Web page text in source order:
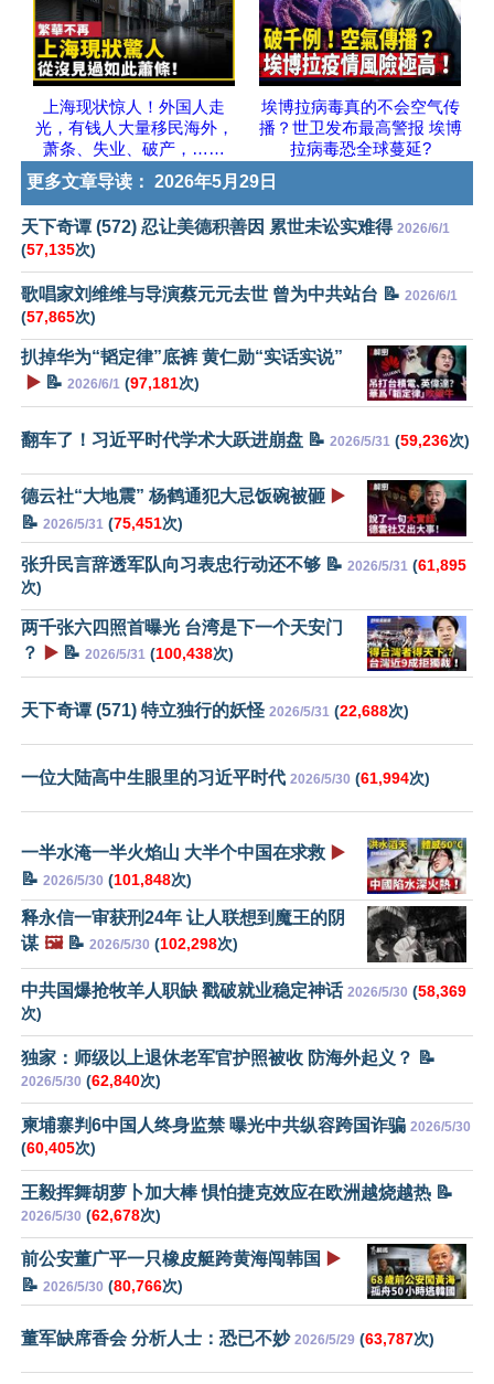
上海现状惊人！外国人走
光，有钱人大量移民海外，
萧条、失业、破产，……
埃博拉病毒真的不会空气传
播？世卫发布最高警报 埃博
拉病毒恐全球蔓延?
更多文章导读： 2026年5月29日
天下奇谭 (572) 忍让美德积善因 累世未讼实难得 2026/6/1
(57,135次)
歌唱家刘维维与导演蔡元元去世 曾为中共站台 📝 2026/6/1
(57,865次)
扒掉华为“韬定律”底裤 黄仁勋“实话实说”
▶️ 📝 2026/6/1 (97,181次)
翻车了！习近平时代学术大跃进崩盘 📝 2026/5/31 (59,236次)
德云社“大地震” 杨鹤通犯大忌饭碗被砸 ▶️
📝 2026/5/31 (75,451次)
张升民言辞透军队向习表忠行动还不够 📝 2026/5/31 (61,895
次)
两千张六四照首曝光 台湾是下一个天安门
？
▶️ 📝 2026/5/31 (100,438次)
天下奇谭 (571) 特立独行的妖怪 2026/5/31 (22,688次)
一位大陆高中生眼里的习近平时代 2026/5/30 (61,994次)
一半水淹一半火焰山 大半个中国在求救 ▶️
📝 2026/5/30 (101,848次)
释永信一审获刑24年 让人联想到魔王的阴
谋 🖼️📝 2026/5/30 (102,298次)
中共国爆抢牧羊人职缺 戳破就业稳定神话 2026/5/30 (58,369
次)
独家：师级以上退休老军官护照被收 防海外起义？ 📝
2026/5/30 (62,840次)
柬埔寨判6中国人终身监禁 曝光中共纵容跨国诈骗 2026/5/30
(60,405次)
王毅挥舞胡萝卜加大棒 惧怕捷克效应在欧洲越烧越热 📝
2026/5/30 (62,678次)
前公安董广平一只橡皮艇跨黄海闯韩国 ▶️
📝 2026/5/30 (80,766次)
董军缺席香会 分析人士：恐已不妙 2026/5/29 (63,787次)